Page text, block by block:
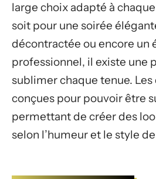
large choix adapté à
soit pour une soirée
décontractée ou encore un
professionnel, il existe une
sublimer chaque tenue.
conçues pour pouvoir être
permettant de créer des
selon l’humeur et le style